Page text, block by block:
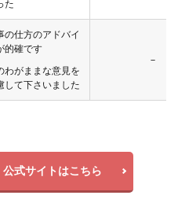
た
の仕方のアドバイ
的確です
わがままな意見を
して下さいました
－
式サイトはこちら